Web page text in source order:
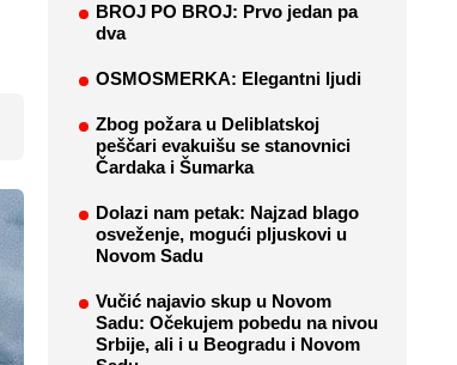
BROJ PO BROJ: Prvo jedan pa
dva
OSMOSMERKA: Elegantni ljudi
Zbog požara u Deliblatskoj
peščari evakuišu se stanovnici
Čardaka i Šumarka
Dolazi nam petak: Najzad blago
osveženje, mogući pljuskovi u
Novom Sadu
Vučić najavio skup u Novom
Sadu: Očekujem pobedu na nivou
Srbije, ali i u Beogradu i Novom